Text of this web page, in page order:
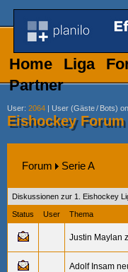
Home Liga
Partner
User: 2064 | User (Gäste/ Bots)
Eishockey Forum
Forum Serie A
Diskussionen zur 1. Eishockey
Status User Thema
Justin Maylan
Adolf Insam